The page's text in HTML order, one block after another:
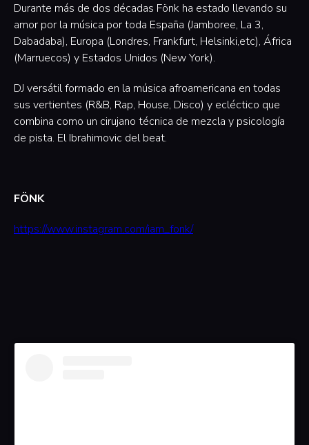
Durante más de dos décadas Fönk ha estado llevando su
amor por la música por toda España (Jamboree, La 3,
Dabadaba), Europa (Londres, Frankfurt, Helsinki,etc), África
(Marruecos) y Estados Unidos (New York).
DJ versátil formado en la música afroamericana en todas
sus vertientes (R&B, Rap, House, Disco) y ecléctico que
combina como un cirujano técnica de mezcla y psicología
de pista. El Ibrahimovic del beat.
FÖNK
https://www.instagram.com/iam_fonk/